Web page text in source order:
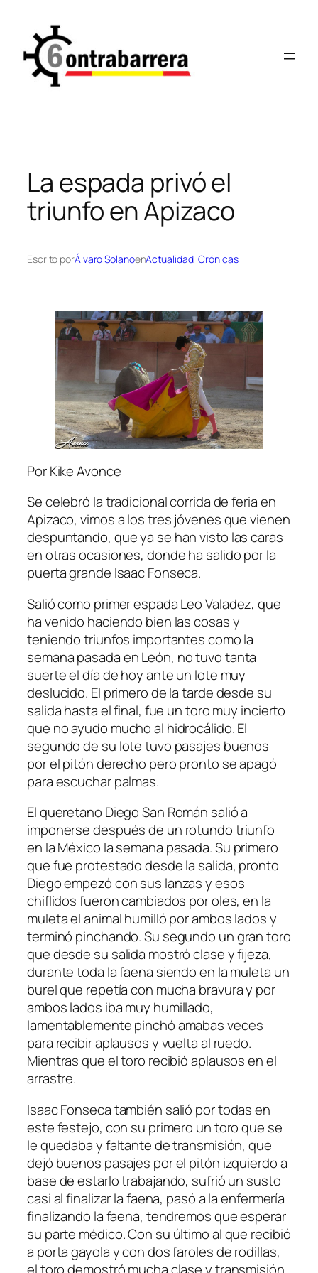
contenido
La espada privó el
triunfo en Apizaco
Escrito porÁlvaro SolanoenActualidad, Crónicas
Por Kike Avonce
Se celebró la tradicional corrida de feria en
Apizaco, vimos a los tres jóvenes que vienen
despuntando, que ya se han visto las caras
en otras ocasiones, donde ha salido por la
puerta grande Isaac Fonseca.
Salió como primer espada Leo Valadez, que
ha venido haciendo bien las cosas y
teniendo triunfos importantes como la
semana pasada en León, no tuvo tanta
suerte el día de hoy ante un lote muy
deslucido. El primero de la tarde desde su
salida hasta el final, fue un toro muy incierto
que no ayudo mucho al hidrocálido. El
segundo de su lote tuvo pasajes buenos
por el pitón derecho pero pronto se apagó
para escuchar palmas.
El queretano Diego San Román salió a
imponerse después de un rotundo triunfo
en la México la semana pasada. Su primero
que fue protestado desde la salida, pronto
Diego empezó con sus lanzas y esos
chiflidos fueron cambiados por oles, en la
muleta el animal humilló por ambos lados y
terminó pinchando. Su segundo un gran toro
que desde su salida mostró clase y fijeza,
durante toda la faena siendo en la muleta un
burel que repetía con mucha bravura y por
ambos lados iba muy humillado,
lamentablemente pinchó amabas veces
para recibir aplausos y vuelta al ruedo.
Mientras que el toro recibió aplausos en el
arrastre.
Isaac Fonseca también salió por todas en
este festejo, con su primero un toro que se
le quedaba y faltante de transmisión, que
dejó buenos pasajes por el pitón izquierdo a
base de estarlo trabajando, sufrió un susto
casi al finalizar la faena, pasó a la enfermería
finalizando la faena, tendremos que esperar
su parte médico. Con su último al que recibió
a porta gayola y con dos faroles de rodillas,
el toro demostró mucha clase y transmisión